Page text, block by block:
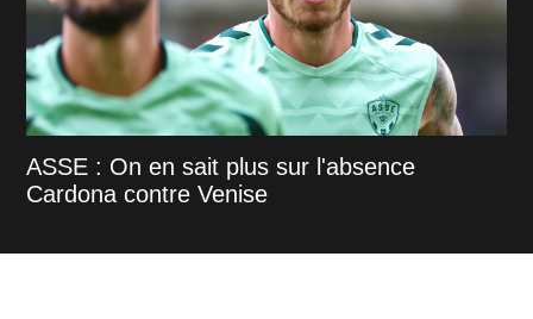
ASSE : On en sait plus sur l'absence
Cardona contre Venise